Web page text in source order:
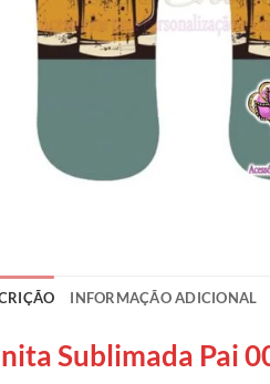
INFORMAÇÃO ADICIONAL
Sublimada Pai